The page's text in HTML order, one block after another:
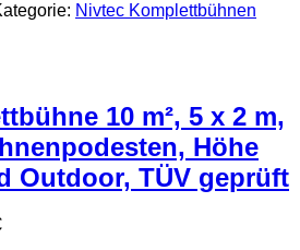
ist:
Nivtec Komplettbühnen
10 m², 5 x 2 m,
Höhe
Outdoor, TÜV geprüft